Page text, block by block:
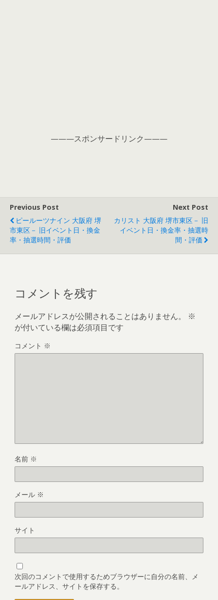
———スポンサードリンク———
Previous Post
ピールーツナイン 大阪府 堺
市東区－ 旧イベント日・換金
率・抽選時間・評価
Next Post
カリスト 大阪府 堺市東区－ 旧
イベント日・換金率・抽選時
間・評価
コメントを残す
メールアドレスが公開されることはありません。
※
が付いている欄は必須項目です
コメント ※
名前 ※
メール ※
サイト
次回のコメントで使用するためブラウザーに自分の名前、メ
ールアドレス、サイトを保存する。